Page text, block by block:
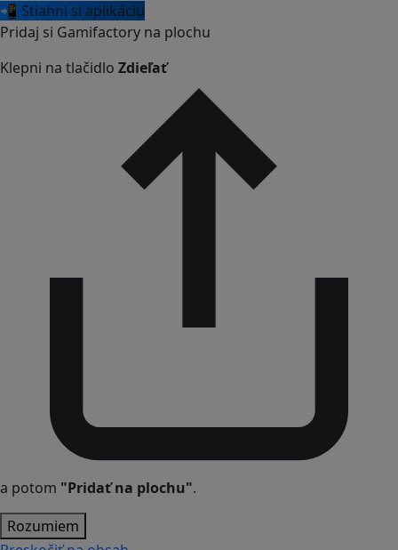
📲 Stiahni si aplikáciu
Pridaj si Gamifactory na plochu
Klepni na tlačidlo Zdieľať
a potom "Pridať na plochu".
Rozumiem